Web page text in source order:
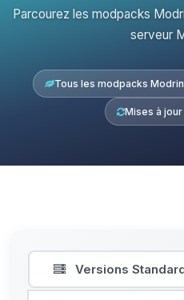
Parcourez les modpacks
serveur
Tous les modpacks
Mises à
Versions